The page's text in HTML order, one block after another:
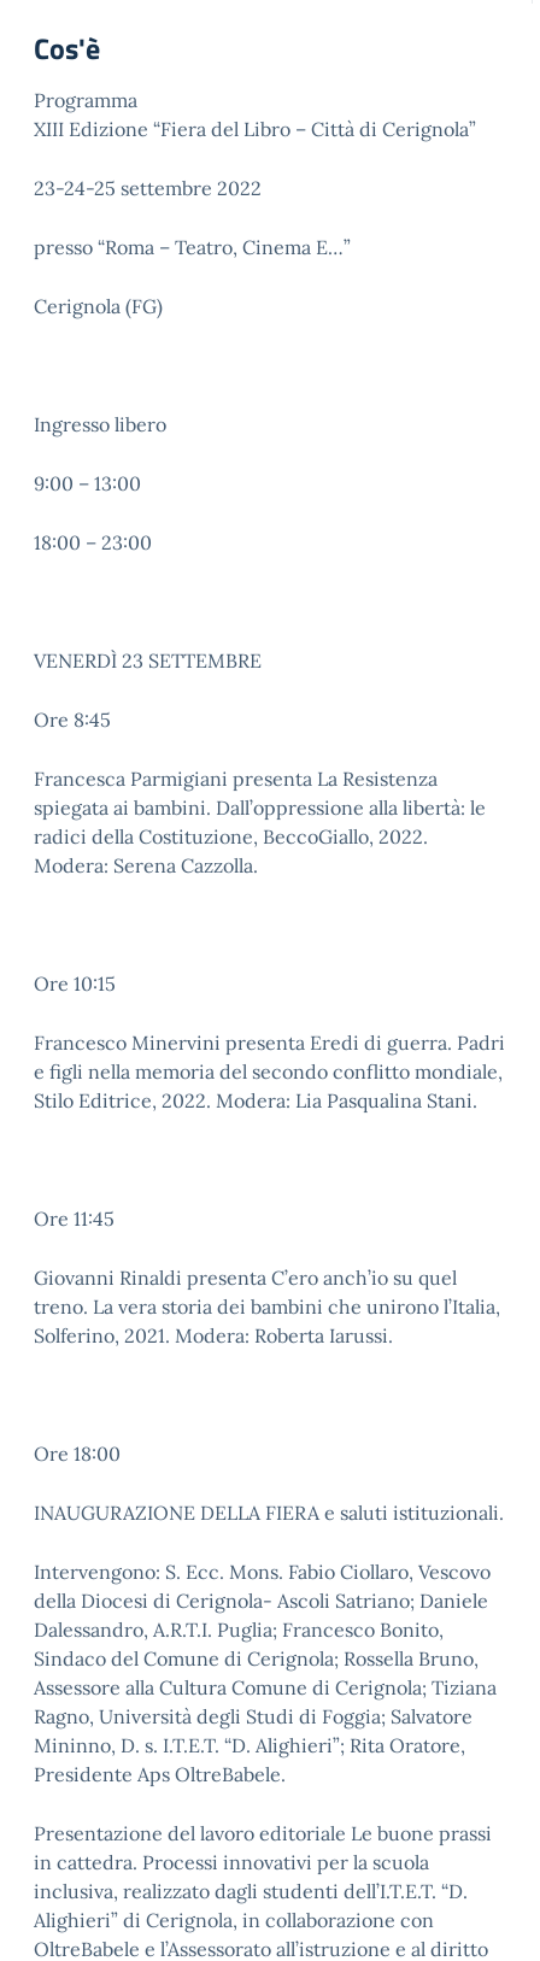
Cos'è
Programma
XIII Edizione “Fiera del Libro – Città di Cerignola”
23-24-25 settembre 2022
presso “Roma – Teatro, Cinema E…”
Cerignola (FG)
Ingresso libero
9:00 – 13:00
18:00 – 23:00
VENERDÌ 23 SETTEMBRE
Ore 8:45
Francesca Parmigiani presenta La Resistenza
spiegata ai bambini. Dall’oppressione alla libertà: le
radici della Costituzione, BeccoGiallo, 2022.
Modera: Serena Cazzolla.
Ore 10:15
Francesco Minervini presenta Eredi di guerra. Padri
e figli nella memoria del secondo conflitto mondiale,
Stilo Editrice, 2022. Modera: Lia Pasqualina Stani.
Ore 11:45
Giovanni Rinaldi presenta C’ero anch’io su quel
treno. La vera storia dei bambini che unirono l’Italia,
Solferino, 2021. Modera: Roberta Iarussi.
Ore 18:00
INAUGURAZIONE DELLA FIERA e saluti istituzionali.
Intervengono: S. Ecc. Mons. Fabio Ciollaro, Vescovo
della Diocesi di Cerignola- Ascoli Satriano; Daniele
Dalessandro, A.R.T.I. Puglia; Francesco Bonito,
Sindaco del Comune di Cerignola; Rossella Bruno,
Assessore alla Cultura Comune di Cerignola; Tiziana
Ragno, Università degli Studi di Foggia; Salvatore
Mininno, D. s. I.T.E.T. “D. Alighieri”; Rita Oratore,
Presidente Aps OltreBabele.
Presentazione del lavoro editoriale Le buone prassi
in cattedra. Processi innovativi per la scuola
inclusiva, realizzato dagli studenti dell’I.T.E.T. “D.
Alighieri” di Cerignola, in collaborazione con
OltreBabele e l’Assessorato all’istruzione e al diritto